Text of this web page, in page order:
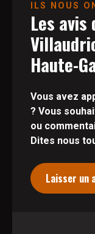
ILS NOUS
Les
Haute-
Vous avez
? Vous
ou
Dites nous
Laisser un